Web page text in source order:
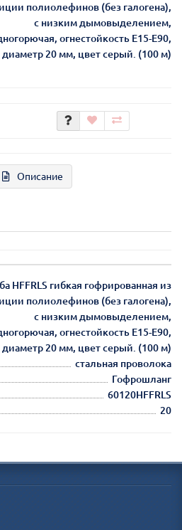
полиолефинов (без галогена),
с низким дымовыделением,
огнестойкость E15-E90,
диаметр 20 мм, цвет серый. (100 м)
Описание
HFFRLS гибкая гофрированная из
полиолефинов (без галогена),
с низким дымовыделением,
огнестойкость E15-E90,
диаметр 20 мм, цвет серый. (100 м)
стальная проволока
Гофрошланг
60120HFFRLS
20